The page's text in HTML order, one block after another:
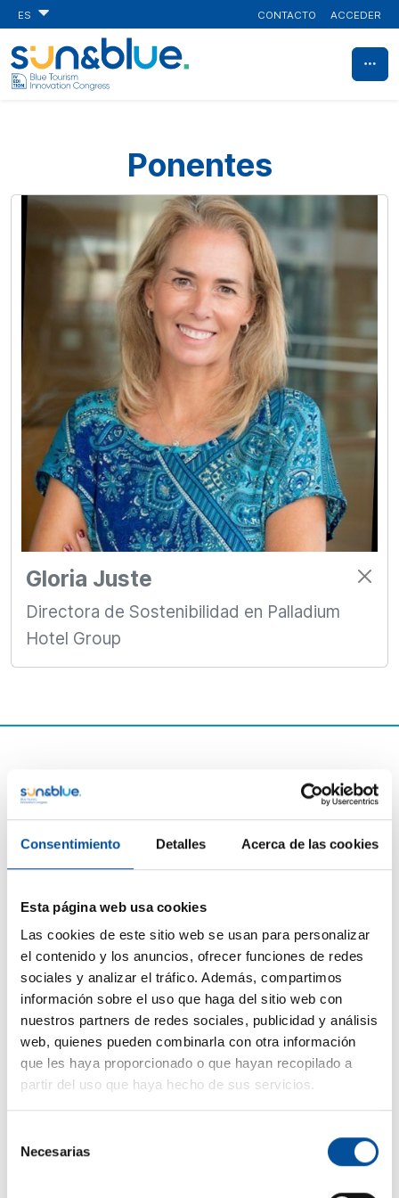
Consentimiento Detalles Acerca de las cookies
Esta página web usa cookies
Las cookies de este sitio web se usan para personalizar
el contenido y los anuncios, ofrecer funciones de redes
sociales y analizar el tráfico. Además, compartimos
información sobre el uso que haga del sitio web con
nuestros partners de redes sociales, publicidad y análisis
web, quienes pueden combinarla con otra información
que les haya proporcionado o que hayan recopilado a
partir del uso que haya hecho de sus servicios.
Necesarias
ES CONTACTO ACCEDER
Ponentes
Gloria Juste
Directora de Sostenibilidad en Palladium
Hotel Group
CONTACTO
hello@sunandbluecongress.com
press@sunandbluecongress.com
comercial@sunandbluecongress.com
awards@sunandbluecongress.com